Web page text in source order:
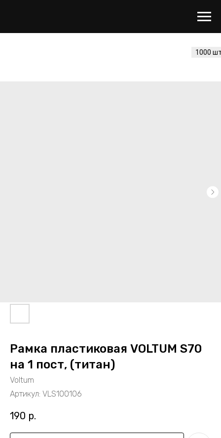
Рамка пластиковая VOLTUM S70
на 1 пост, (титан)
Voltum
Артикул: VLS100106
190 р.